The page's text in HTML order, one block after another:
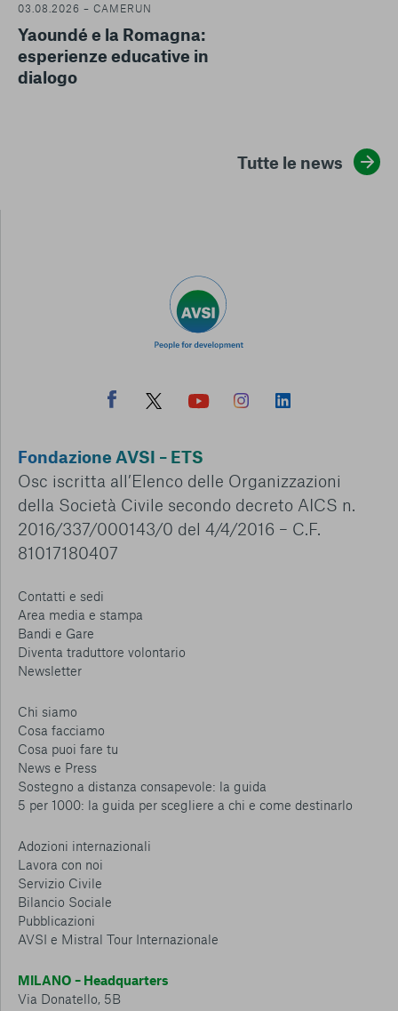
03.08.2026 – CAMERUN
Yaoundé e la Romagna:
esperienze educative in
dialogo
Tutte le news
Fondazione AVSI – ETS
Osc iscritta all’Elenco delle Organizzazioni
della Società Civile secondo decreto AICS n.
2016/337/000143/0 del 4/4/2016 – C.F.
81017180407
Contatti e sedi
Area media e stampa
Bandi e Gare
Diventa traduttore volontario
Newsletter
Chi siamo
Cosa facciamo
Cosa puoi fare tu
News e Press
Sostegno a distanza consapevole: la guida
5 per 1000: la guida per scegliere a chi e come destinarlo
Adozioni internazionali
Lavora con noi
Servizio Civile
Bilancio Sociale
Pubblicazioni
AVSI e Mistral Tour Internazionale
MILANO – Headquarters
Via Donatello, 5B